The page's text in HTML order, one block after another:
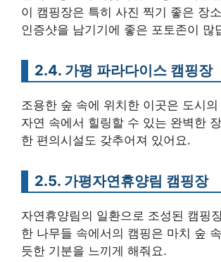
이 캠핑장은 특히 사진 찍기 좋은 장
인증샷을 남기기에 좋은 포토존이 많
2.4. 가평 파라다이스 캠핑장
조용한 숲 속에 위치한 이곳은 도시
자연 속에서 힐링할 수 있는 완벽한
한 편의시설도 갖추어져 있어요.
2.5. 가평자연휴양림 캠핑장
자연휴양림의 일환으로 조성된 캠핑
한 나무들 속에서의 캠핑은 마치 숲
듯한 기분을 느끼게 해줘요.